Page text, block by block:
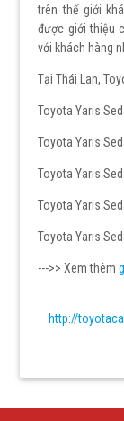
trên thế giới
được giới thiệu
với khách hàng
Tại Thái Lan,
Toyota Yaris
Toyota Yaris
Toyota Yaris
Toyota Yaris
Toyota Yaris
--->> Xem thêm
http://